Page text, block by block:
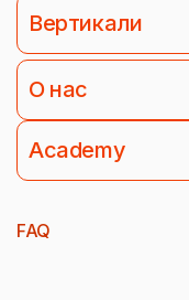
Вертикали
О нас
Academy
FAQ